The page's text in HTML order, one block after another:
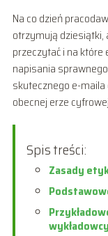
Na co dzień
otrzymują
przeczytać i na
napisania
skutecznego e-
obecnej erze
Spis treści:
Zasady
wykładowcy